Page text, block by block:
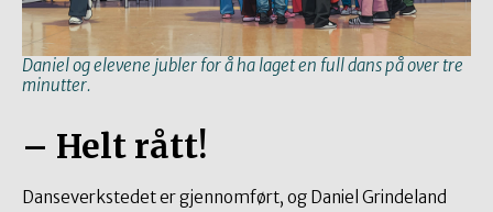
Daniel og elevene jubler for å ha laget en full dans på over tre
minutter.
– Helt rått!
Danseverkstedet er gjennomført, og Daniel Grindeland